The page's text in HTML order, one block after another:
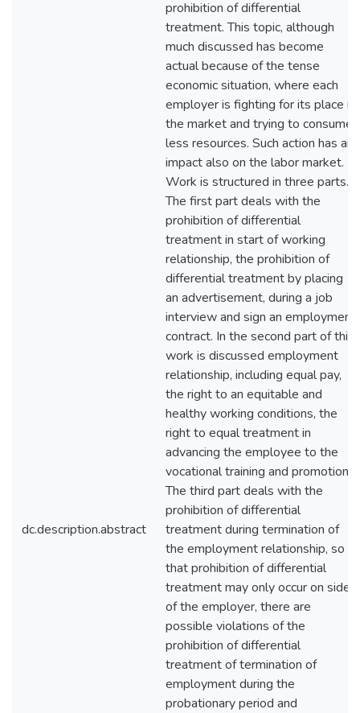
dc.description.abstract
prohibition of differential
treatment. This topic, although
much discussed has become
actual because of the tense
economic situation, where each
employer is fighting for its place in
the market and trying to consume
less resources. Such action has an
impact also on the labor market.
Work is structured in three parts.
The first part deals with the
prohibition of differential
treatment in start of working
relationship, the prohibition of
differential treatment by placing
an advertisement, during a job
interview and sign an employment
contract. In the second part of this
work is discussed employment
relationship, including equal pay,
the right to an equitable and
healthy working conditions, the
right to equal treatment in
advancing the employee to the
vocational training and promotion.
The third part deals with the
prohibition of differential
treatment during termination of
the employment relationship, so
that prohibition of differential
treatment may only occur on side
of the employer, there are
possible violations of the
prohibition of differential
treatment of termination of
employment during the
probationary period and